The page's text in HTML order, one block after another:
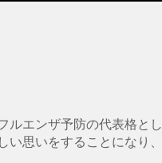
ルエンザ予防の代表格とし
思いをすることになり、